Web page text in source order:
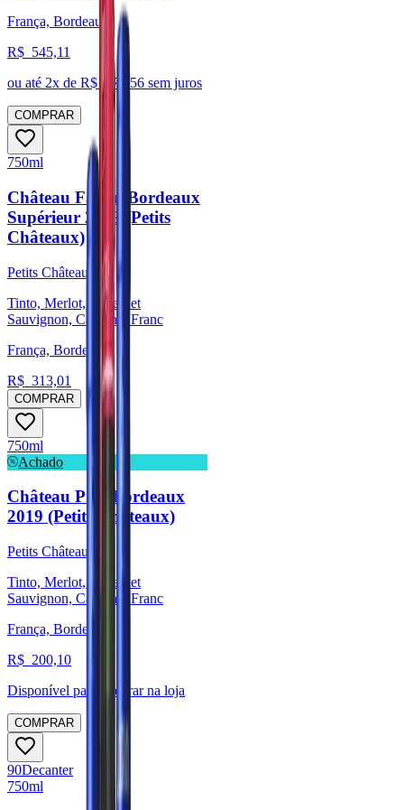
França, Bordeaux
R$ 545,11
ou até 2x de R$ 272,56 sem juros
COMPRAR
750ml
Château Fayau Bordeaux
Supérieur 2019 (Petits
Châteaux)
Petits Châteaux
Tinto, Merlot, Cabernet
Sauvignon, Cabernet Franc
França, Bordeaux
R$ 313,01
COMPRAR
750ml
Achado
Château Pilet Bordeaux
2019 (Petits Châteaux)
Petits Châteaux
Tinto, Merlot, Cabernet
Sauvignon, Cabernet Franc
França, Bordeaux
R$ 200,10
Disponível para:
Retirar na loja
COMPRAR
90Decanter
750ml